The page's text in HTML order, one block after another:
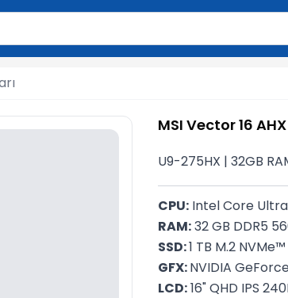
azı 2 simvol yazın. Göndərmək üçün
MSI Vector 16
U9-275HX | 32GB
CPU: Intel Core Ultra
RAM: 32 GB DDR5
SSD: 1 TB M.2
GFX: NVIDIA
LCD: 16" QHD IPS